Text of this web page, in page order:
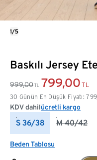
Baskılı Jersey
999,00 TL 799,00 TL
30 Günün En Düşük Fiyatı:
KDV dahilücretli kargo
S 36/38 M 40/42
Beden Tablosu
1/5